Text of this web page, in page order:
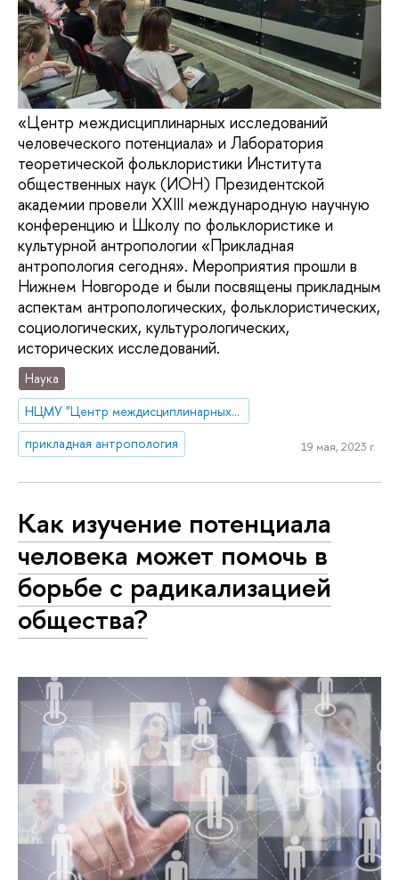
«Центр междисциплинарных исследований
человеческого потенциала» и Лаборатория
теоретической фольклористики Института
общественных наук (ИОН) Президентской
академии провели XXIII международную научную
конференцию и Школу по фольклористике и
культурной антропологии «Прикладная
антропология сегодня». Мероприятия прошли в
Нижнем Новгороде и были посвящены прикладным
аспектам антропологических, фольклористических,
социологических, культурологических,
исторических исследований.
Наука
НЦМУ "Центр междисциплинарных исследований человеческого потенциала"
прикладная антропология
19 мая, 2023 г.
Как изучение потенциала
человека может помочь в
борьбе с радикализацией
общества?